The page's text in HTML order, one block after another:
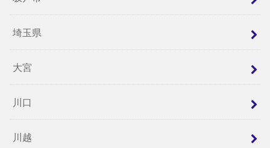
埼玉県
大宮
川口
川越